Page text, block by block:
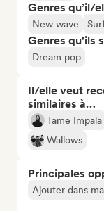
Genres qu’il/
New wave
Genres qu'ils
Dream pop
Il/elle veut
similaires à…
Tame Impala
Wallows
Principales
Ajouter dans